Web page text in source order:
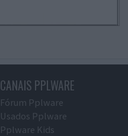
CANAIS PPLWARE
Fórum Pplware
Usados Pplware
Pplware Kids